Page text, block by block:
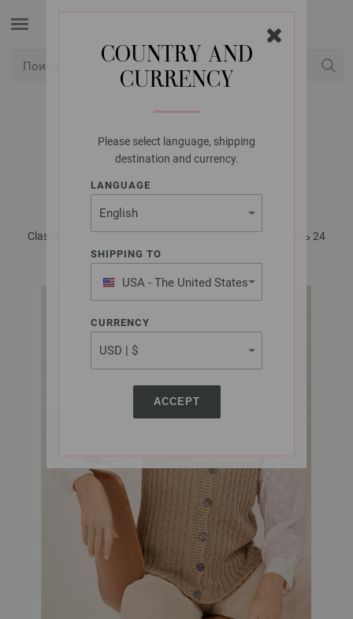
COUNTRY AND
CURRENCY
Please select language, shipping
destination and currency.
LANGUAGE
SHIPPING TO
USA - The United States
of America
CURRENCY
ACCEPT
LANA GROSSA
ЖИЛЕТ SOLO LINO
Classici No. 20 - инструкции на русском языке | Модель 24